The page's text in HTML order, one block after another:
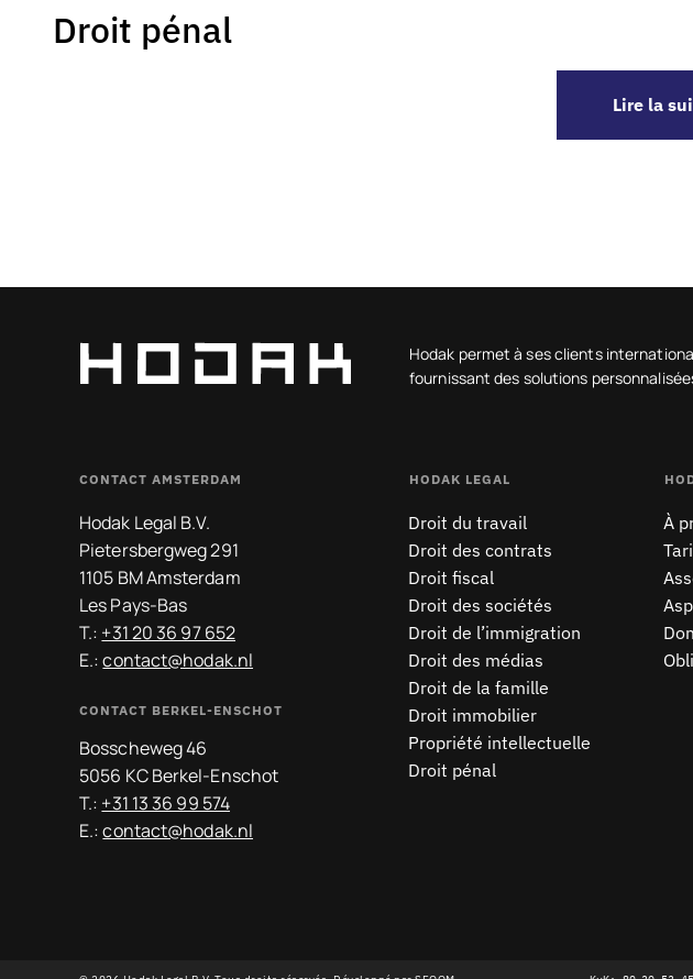
Droit pénal
Lire la
Hodak permet à ses clients
fournissant des solutions
CONTACT AMSTERDAM
Hodak Legal B.V.
Pietersbergweg 291
1105 BM Amsterdam
Les Pays-Bas
T.: +31 20 36 97 652
E.:contact@hodak.nl
CONTACT BERKEL-ENSCHOT
Bosscheweg 46
5056 KC Berkel-Enschot
T.: +31 13 36 99 574
E.:contact@hodak.nl
HODAK LEGAL
Droit du travail
Droit des contrats
Droit fiscal
Droit des sociétés
Droit de l’immigration
Droit des médias
Droit de la famille
Droit immobilier
Propriété intellectuelle
Droit pénal
À